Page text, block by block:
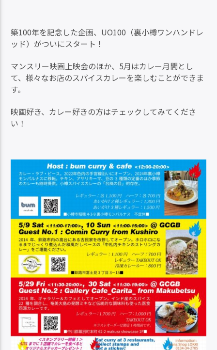
築100年を記念した企画、UO100（裏小樽ワンハンドレ
ッド）がついにスタート！
マンスリー映画上映会のほか、5月はカレー月間とし
て、様々なお店のスパイスカレーを楽しむことができま
す。
映画好き、カレー好きの方はチェックしてみてくださ
い！